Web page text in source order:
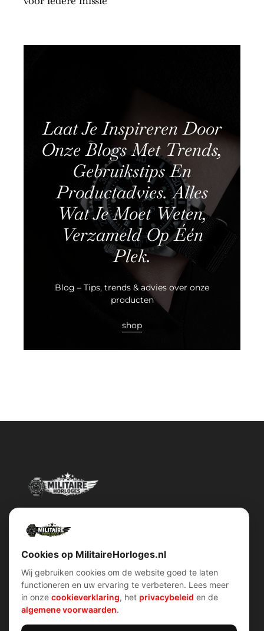
Laat Je Inspireren Door
Onze Blogs Met Trends,
Gebruikstips En
Productadvies. Alles
Wat Je Moet Weten,
Verzameld Op Één
Plek.
Blog – Tips, trends & advies over onze
producten
shop
Militairehorloges.nl is de exclusieve importeur en distributeur van
Snel menu
Home
Over ons
Account
klantenservice
Cookies op MilitaireHorloges.nl
Wij gebruiken cookies om de website goed te laten
functioneren en uw ervaring te verbeteren. Lees meer
in onze cookieverklaring, het privacybeleid en de
algemene voorwaarden.